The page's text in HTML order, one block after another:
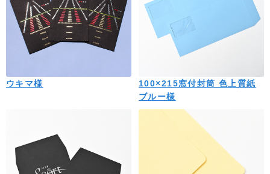
ウキマ様
100×215窓付封筒 色上質紙
ブルー様